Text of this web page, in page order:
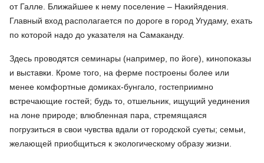
от Галле. Ближайшее к нему поселение – Накийядения.
Главный вход располагается по дороге в город Угудаму, ехать
по которой надо до указателя на Самаканду.
Здесь проводятся семинары (например, по йоге), кинопоказы
и выставки. Кроме того, на ферме построены более или
менее комфортные домиках-бунгало, гостеприимно
встречающие гостей; будь то, отшельник, ищущий уединения
на лоне природе; влюбленная пара, стремящаяся
погрузиться в свои чувства вдали от городской суеты; семьи,
желающей приобщиться к экологическому образу жизни.